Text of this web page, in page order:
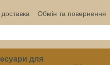
Обмін та повернення
для